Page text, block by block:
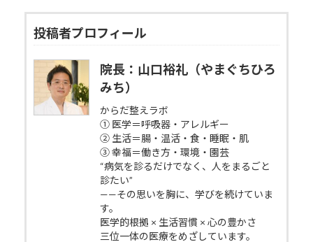
投稿者プロフィール
院長：山口裕礼（やまぐちひろ
みち）
からだ整えラボ
① 医学＝呼吸器・アレルギー
② 生活＝腸・温活・食・睡眠・肌
③ 幸福＝働き方・環境・園芸
“病気を診るだけでなく、人をまるごと
診たい”
——その思いを胸に、学びを続けていま
す。
医学的根拠 × 生活習慣 × 心の豊かさ
三位一体の医療をめざしています。